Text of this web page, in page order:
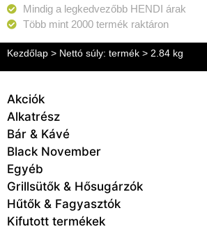
Mindig a legkedvezőbb HENDI árak
Több mint 2000 termék raktáron
Kezdőlap > Nettó súly: termék > 2.84 kg
Akciók
Alkatrész
Bár & Kávé
Black November
Egyéb
Grillsütők & Hősugárzók
Hűtők & Fagyasztók
Kifutott termékek